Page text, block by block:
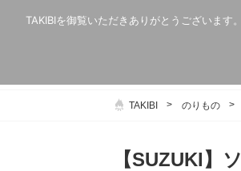
TAKIBI のりもの
【SUZUKI】
TAKIBIを御覧いただきありがとうございま